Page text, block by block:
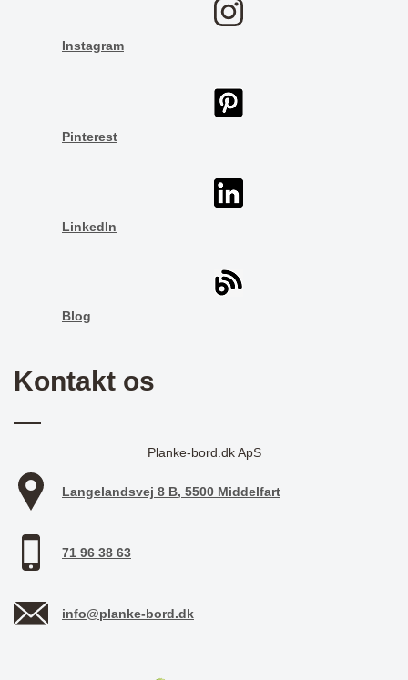
Instagram
Pinterest
LinkedIn
Blog
Kontakt os
Planke-bord.dk ApS
Langelandsvej 8 B, 5500 Middelfart
71 96 38 63
info@planke-bord.dk